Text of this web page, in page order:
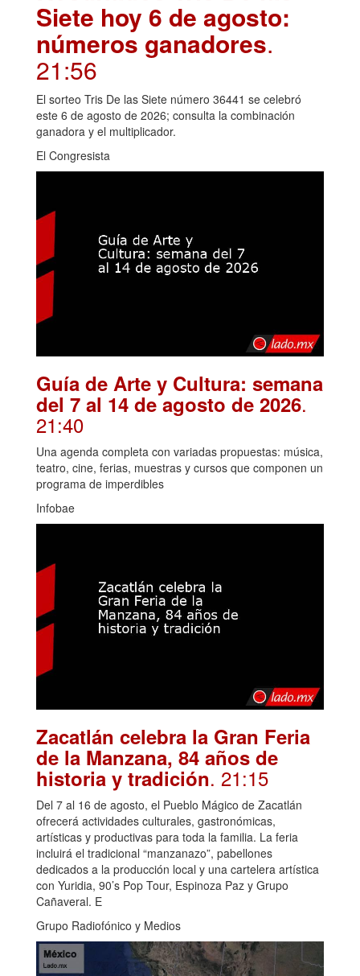
Siete hoy 6 de agosto:
números ganadores.
21:56
El sorteo Tris De las Siete número 36441 se celebró
este 6 de agosto de 2026; consulta la combinación
ganadora y el multiplicador.
El Congresista
Guía de Arte y Cultura: semana
del 7 al 14 de agosto de 2026.
21:40
Una agenda completa con variadas propuestas: música,
teatro, cine, ferias, muestras y cursos que componen un
programa de imperdibles
Infobae
Zacatlán celebra la Gran Feria
de la Manzana, 84 años de
historia y tradición. 21:15
Del 7 al 16 de agosto, el Pueblo Mágico de Zacatlán
ofrecerá actividades culturales, gastronómicas,
artísticas y productivas para toda la familia. La feria
incluirá el tradicional “manzanazo”, pabellones
dedicados a la producción local y una cartelera artística
con Yuridia, 90’s Pop Tour, Espinoza Paz y Grupo
Cañaveral. E
Grupo Radiofónico y Medios